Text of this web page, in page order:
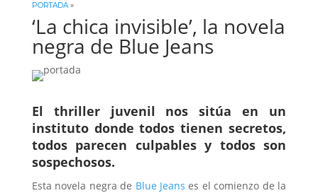
PORTADA»
‘La chica invisible’, la novela
negra de Blue Jeans
El thriller juvenil nos sitúa en un
instituto donde todos tienen secretos,
todos parecen culpables y todos son
sospechosos.
Esta novela negra de Blue Jeans es el comienzo de la